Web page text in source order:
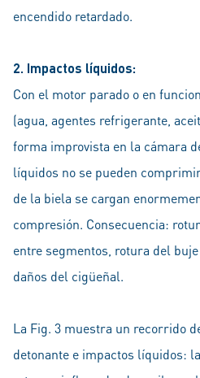
encendido retardado.
2. Impactos líquidos:
Con el motor parado o en
(agua, agentes refrigerante,
forma improvista en la cámara
líquidos no se pueden
de la biela se cargan
compresión. Consecuencia:
entre segmentos, rotura del
daños del cigüeñal.
La Fig. 3 muestra un recorrido
detonante e impactos líquidos: